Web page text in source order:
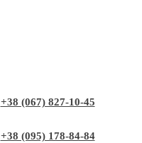
+38 (067) 827-10-45
+38 (095) 178-84-84